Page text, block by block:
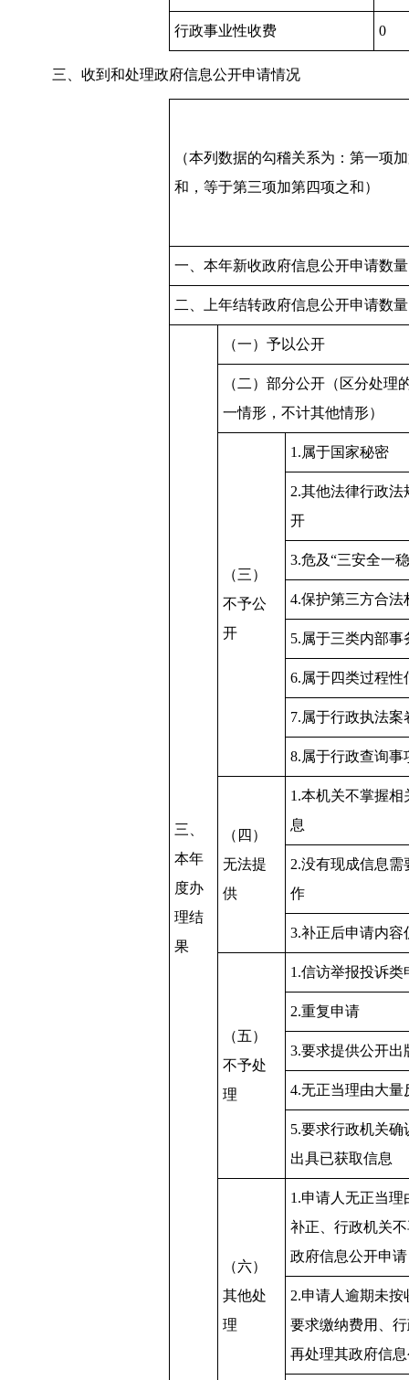
行政事业性收费 0
三、收到和处理政府信息公开申请情况
（本列数据的勾稽关系为：第一项
和，等于第三项加第四项之和）
一、本年新收政府信息公开申请数量
二、上年结转政府信息公开申请数量
三、
本年
度办
理结
果
（一）予以公开
（二）部分公开（区分处理
一情形，不计其他情形）
（三）
不予公
开
1.属于国家秘密
2.其他法律行政法
开
3.危及“三安全一
4.保护第三方合法
5.属于三类内部事
6.属于四类过程性
7.属于行政执法案
8.属于行政查询事
（四）
无法提
供
1.本机关不掌握相
息
2.没有现成信息需
作
3.补正后申请内容
（五）
不予处
理
1.信访举报投诉类
2.重复申请
3.要求提供公开出
4.无正当理由大量
5.要求行政机关确
出具已获取信息
（六）
其他处
理
1.申请人无正当理
补正、行政机关
政府信息公开申请
2.申请人逾期未按
要求缴纳费用、
再处理其政府信